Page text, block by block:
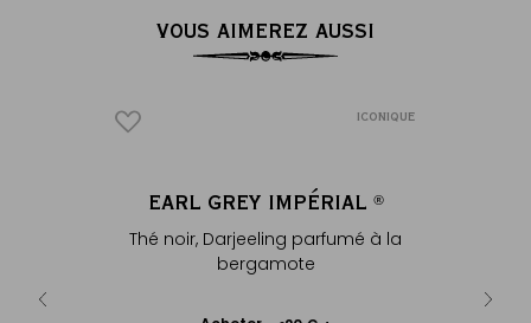
VOUS AIMEREZ AUSSI
ICONIQUE
EARL GREY IMPÉRIAL ®
Thé noir, Darjeeling parfumé à la
bergamote